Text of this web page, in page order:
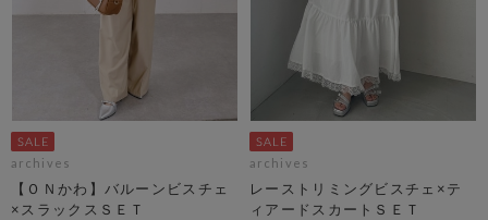
archives
【ＯＮかわ】バルーンビスチェ
×スラックスＳＥＴ
archives
レーストリミングビスチェ×テ
ィアードスカートＳＥＴ